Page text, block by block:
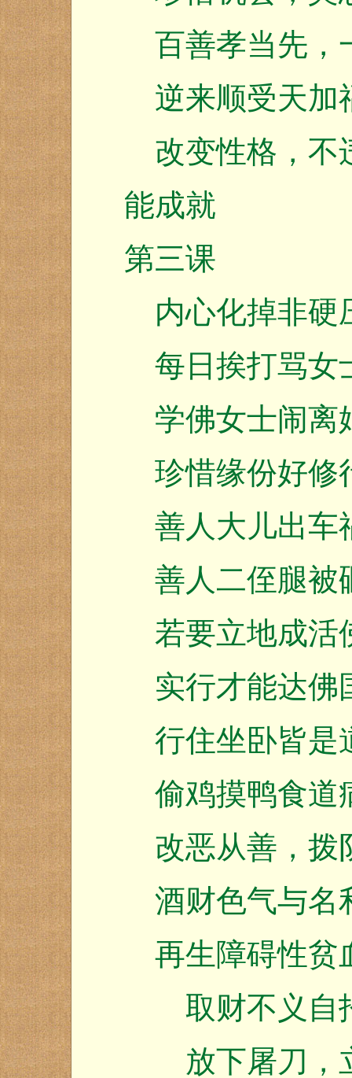
百善孝当先，
逆来顺受天加
改变性格，不
能成就
第三课
内心化掉非硬
每日挨打骂女
学佛女士闹离
珍惜缘份好修
善人大儿出车
善人二侄腿被
若要立地成活
实行才能达佛
行住坐卧皆是
偷鸡摸鸭食道
改恶从善，拨
酒财色气与名
再生障碍性贫
取财不义自
放下屠刀，